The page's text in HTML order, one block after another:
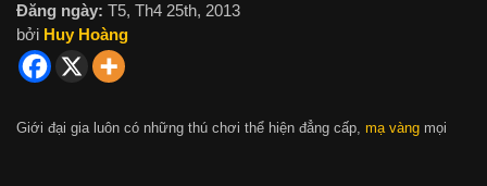
Đăng ngày: T5, Th4 25th, 2013
bởi Huy Hoàng
Giới đại gia luôn có những thú chơi thể hiện đẳng cấp, mạ vàng mọi